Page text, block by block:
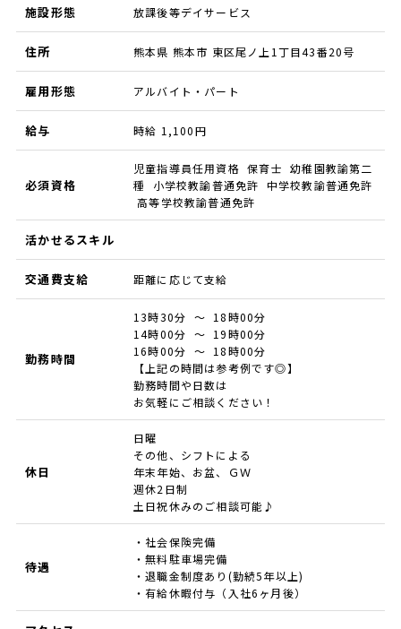
施設形態 放課後等デイサービス
住所 熊本県 熊本市 東区尾ノ上1丁目43番20号
雇用形態 アルバイト・パート
給与 時給 1,100円
必須資格
児童指導員任用資格 保育士 幼稚園教諭第二
種 小学校教諭普通免許 中学校教諭普通免許
高等学校教諭普通免許
活かせるスキル
交通費支給 距離に応じて支給
勤務時間
13時30分 ～ 18時00分
14時00分 ～ 19時00分
16時00分 ～ 18時00分
【上記の時間は参考例です◎】
勤務時間や日数は
お気軽にご相談ください！
休日
日曜
その他、シフトによる
年末年始、お盆、ＧＷ
週休2日制
土日祝休みのご相談可能♪
待遇
・社会保険完備
・無料駐車場完備
・退職金制度あり(勤続5年以上)
・有給休暇付与（入社6ヶ月後）